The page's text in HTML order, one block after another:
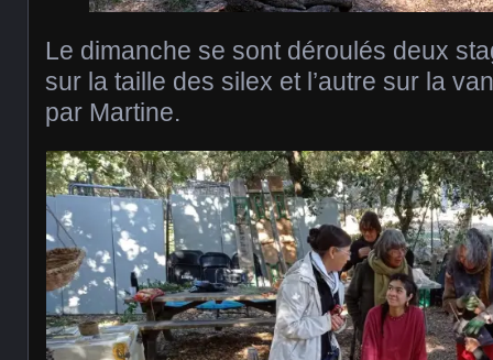
Le dimanche se sont déroulés deux
sur la taille des silex et l’autre sur la
par Martine.